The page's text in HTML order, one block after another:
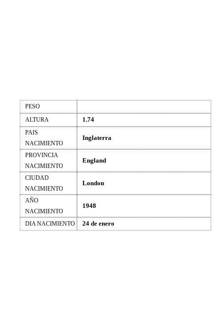
PESO
ALTURA
1.74
PAIS
NACIMIENTO
Inglaterra
PROVINCIA
NACIMIENTO
England
CIUDAD
NACIMIENTO
London
AÑO
NACIMIENTO
1948
DIA NACIMIENTO 24 de enero